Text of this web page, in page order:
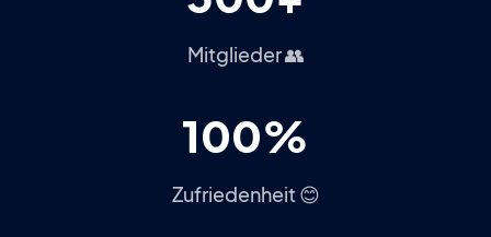
Mitglieder 👥
100%
Zufriedenheit 😊